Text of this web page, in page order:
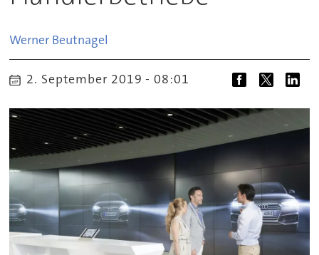
Werner Beutnagel
2. September 2019 - 08:01